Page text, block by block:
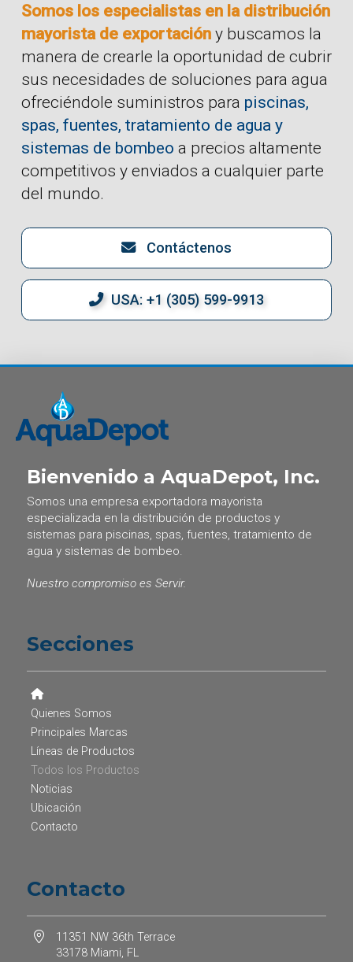
Somos los especialistas en la distribución
mayorista de exportacióny buscamos la
manera de crearle la oportunidad de cubrir
sus necesidades de soluciones para agua
ofreciéndole suministros para piscinas,
spas, fuentes, tratamiento de agua y
sistemas de bombeo a precios altamente
competitivos y enviados a cualquier parte
del mundo.
Contáctenos
USA: +1 (305) 599-9913
Bienvenido a AquaDepot, Inc.
Somos una empresa exportadora mayorista
especializada en la distribución de productos y
sistemas para piscinas, spas, fuentes, tratamiento de
agua y sistemas de bombeo.
Nuestro compromiso es Servir.
Secciones
Quienes Somos
Principales Marcas
Líneas de Productos
Todos los Productos
Noticias
Ubicación
Contacto
Contacto
11351 NW 36th Terrace
33178 Miami, FL